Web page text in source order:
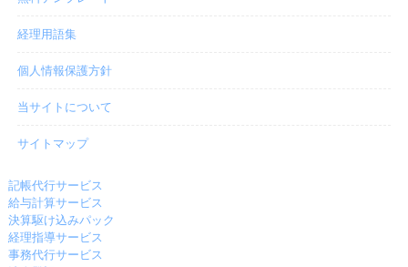
経理用語集
個人情報保護方針
当サイトについて
サイトマップ
記帳代行サービス
給与計算サービス
決算駆け込みパック
経理指導サービス
事務代行サービス